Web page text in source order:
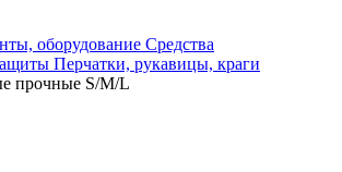
оборудование Средства
Перчатки, рукавицы, краги
прочные S/M/L